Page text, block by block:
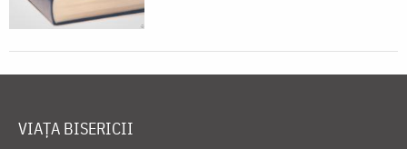
VIAȚA BISERICII